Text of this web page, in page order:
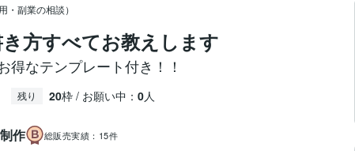
・副業の相談）
方すべてお教えします
得なテンプレート付き！！
残り 20枠 / お願い中： 0人
作 総販売実績： 15件